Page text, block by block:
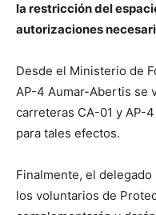
la restricción del
autorizaciones
Desde el Ministerio de
AP-4 Aumar-Abertis se
carreteras CA-01 y AP-
para tales efectos.
Finalmente, el
los voluntarios de